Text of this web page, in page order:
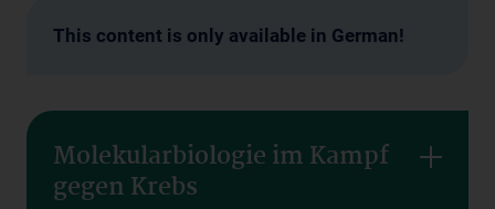
This content is only available in German!
Molekularbiologie im Kampf
gegen Krebs